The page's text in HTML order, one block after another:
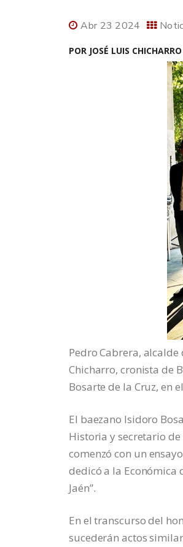
Abr 23 2024
POR JOSÉ LUIS
Pedro Cabrera,
Chicharro, cronista de
Bosarte de la Cruz, en
El baezano Isidoro
Historia y secretario
comenzó con un
dedicó a la Económica
Jaén”.
En el transcurso del
sucederán actos